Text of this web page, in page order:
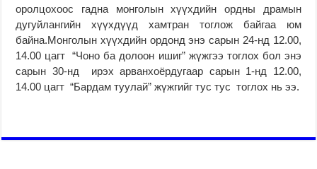
оролцохоос гадна монголын хүүхдийн ордны драмын
дугуйлангийн хүүхдүүд хамтран тоглож байгаа юм
байна.Монголын хүүхдийн ордонд энэ сарын 24-нд 12.00,
14.00 цагт “Чоно ба долоон ишиг” жүжгээ тоглох бол энэ
сарын 30-нд ирэх арванхоёрдугаар сарын 1-нд 12.00,
14.00 цагт “Бардам туулай” жүжгийг тус тус тоглох нь ээ.